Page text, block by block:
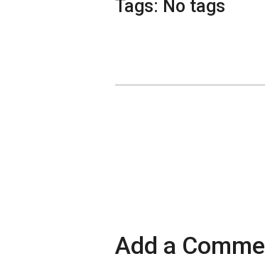
Tags: No tags
Add a